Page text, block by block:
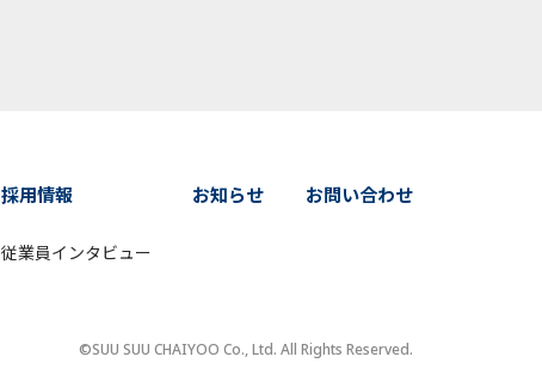
採用情報
従業員インタビュー
お知らせ お問い合わせ
©SUU SUU CHAIYOO Co., Ltd. All Rights Reserved.